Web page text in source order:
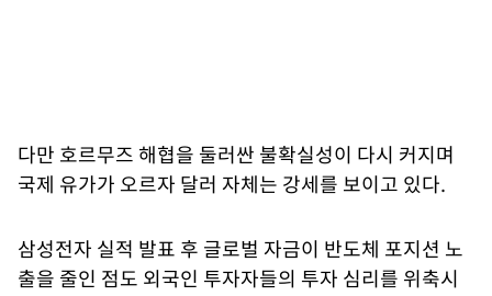
다만 호르무즈 해협을 둘러싼 불확실성이 다시 커지며
국제 유가가 오르자 달러 자체는 강세를 보이고 있다.
삼성전자 실적 발표 후 글로벌 자금이 반도체 포지션 노
출을 줄인 점도 외국인 투자자들의 투자 심리를 위축시